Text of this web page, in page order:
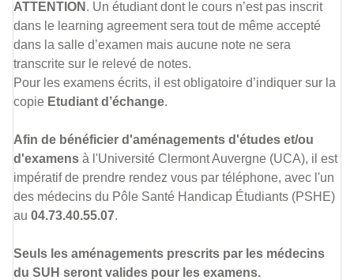
ATTENTION . Un étudiant dont le cours n’est pas inscrit
dans le learning agreement sera tout de même accepté
dans la salle d’examen mais aucune note ne sera
transcrite sur le relevé de notes.
Pour les examens écrits, il est obligatoire d’indiquer sur la
copie Etudiant d’échange.
Afin de bénéficier d'aménagements d'études et/ou
d'examens à l'Université Clermont Auvergne (UCA), il est
impératif de prendre rendez vous par téléphone, avec l'un
des médecins du Pôle Santé Handicap Étudiants (PSHE)
au 04.73.40.55.07.
Seuls les aménagements prescrits par les médecins
du SUH seront valides pour les examens.